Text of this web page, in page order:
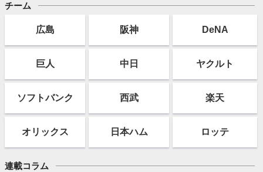
チーム
広島 阪神 DeNA
巨人 中日 ヤクルト
ソフトバンク 西武 楽天
オリックス 日本ハム ロッテ
連載コラム